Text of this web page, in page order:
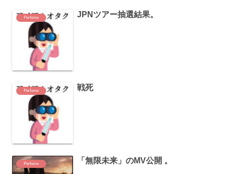
Perfume JPNツアー抽選結果。
Perfume 戦死
Perfume 「無限未来」のMV公開 。